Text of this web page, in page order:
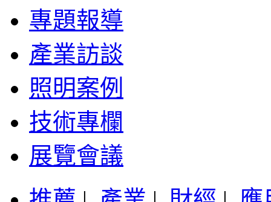
專題報導
產業訪談
照明案例
技術專欄
展覽會議